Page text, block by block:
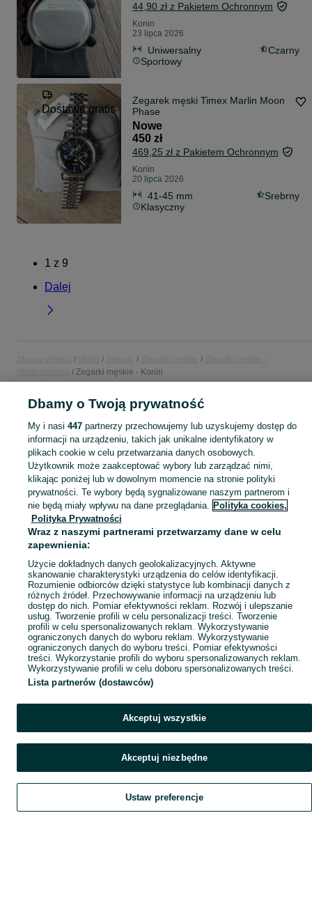
44,90 zł z Pakietem Ochronnym
Konin
23 lipca 2026
Uniwersalny
Czarny
Sportowy
Dostawa gratis
Zegarek męski Timex Marlin Moon
Phase
Nowe
450 zł
469,25 zł z Pakietem Ochronnym
Konin
20 lipca 2026
41-45 mm
Srebrny
Klasyczny
1 z 9
Dalej
Zegarki męskie - Konin
KATEGORIA
Popularne wyszukiwania
zegarek męski
Mapa kategorii
Mapa miejscowości
Mapa ministron
Popularne wyszukiwania
Szukaj Obserwujesz Dodaj Czat Konto
Dbamy o Twoją prywatność
My i nasi 447partnerzy przechowujemy lub uzyskujemy dostęp do
informacji na urządzeniu, takich jak unikalne identyfikatory w
plikach cookie w celu przetwarzania danych osobowych.
Użytkownik może zaakceptować wybory lub zarządzać nimi,
klikając poniżej lub w dowolnym momencie na stronie polityki
prywatności. Te wybory będą sygnalizowane naszym partnerom i
nie będą miały wpływu na dane przeglądania. Polityka cookies,
Polityka Prywatności
Wraz z naszymi partnerami przetwarzamy dane w celu
zapewnienia:
Użycie dokładnych danych geolokalizacyjnych. Aktywne
skanowanie charakterystyki urządzenia do celów identyfikacji.
Rozumienie odbiorców dzięki statystyce lub kombinacji danych z
różnych źródeł. Przechowywanie informacji na urządzeniu lub
dostęp do nich. Pomiar efektywności reklam. Rozwój i ulepszanie
usług. Tworzenie profili w celu personalizacji treści. Tworzenie
profili w celu spersonalizowanych reklam. Wykorzystywanie
ograniczonych danych do wyboru reklam. Wykorzystywanie
ograniczonych danych do wyboru treści. Pomiar efektywności
treści. Wykorzystanie profili do wyboru spersonalizowanych reklam.
Wykorzystywanie profili w celu doboru spersonalizowanych treści.
Lista partnerów (dostawców)
Akceptuj wszystkie
Akceptuj niezbędne
Ustaw preferencje